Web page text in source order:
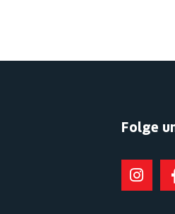
Folge